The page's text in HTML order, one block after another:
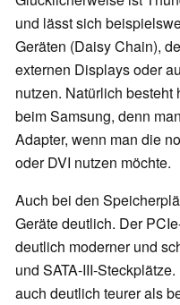
und lässt sich
Geräten (Daisy Chain),
externen Displays oder
nutzen. Natürlich
beim Samsung, denn
Adapter, wenn man die
oder DVI nutzen möchte.
Auch bei den
Geräte deutlich. Der
deutlich moderner und
und SATA-III-
auch deutlich teurer als